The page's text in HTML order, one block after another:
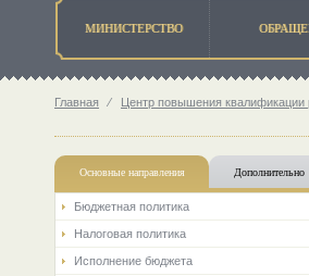
МИНИСТЕРСТВО
Главная ⁄ Центр повышения квалификации
Основные направления Дополнительно
Бюджетная политика
Налоговая политика
Исполнение бюджета